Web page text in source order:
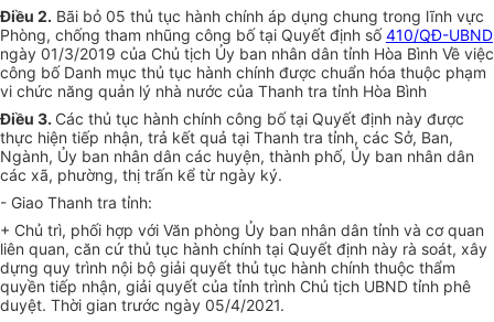
Điều 2. Bãi bỏ 05 thủ tục hành chính áp dụng chung trong lĩnh vực
Phòng, chống tham nhũng công bố tại Quyết định số410/QĐ-UBND
ngày 01/3/2019 của Chủ tịch Ủy ban nhân dân tỉnh Hòa Bình Về việc
công bố Danh mục thủ tục hành chính được chuẩn hóa thuộc phạm
vi chức năng quản lý nhà nước của Thanh tra tỉnh Hòa Bình
Điều 3. Các thủ tục hành chính công bố tại Quyết định này được
thực hiện tiếp nhận, trả kết quả tại Thanh tra tỉnh, các Sở, Ban,
Ngành, Ủy ban nhân dân các huyện, thành phố, Ủy ban nhân dân
các xã, phường, thị trấn kể từ ngày ký.
- Giao Thanh tra tỉnh:
+ Chủ trì, phối hợp với Văn phòng Ủy ban nhân dân tỉnh và cơ quan
liên quan, căn cứ thủ tục hành chính tại Quyết định này rà soát, xây
dựng quy trình nội bộ giải quyết thủ tục hành chính thuộc thẩm
quyền tiếp nhận, giải quyết của tỉnh trình Chủ tịch UBND tỉnh phê
duyệt. Thời gian trước ngày 05/4/2021.